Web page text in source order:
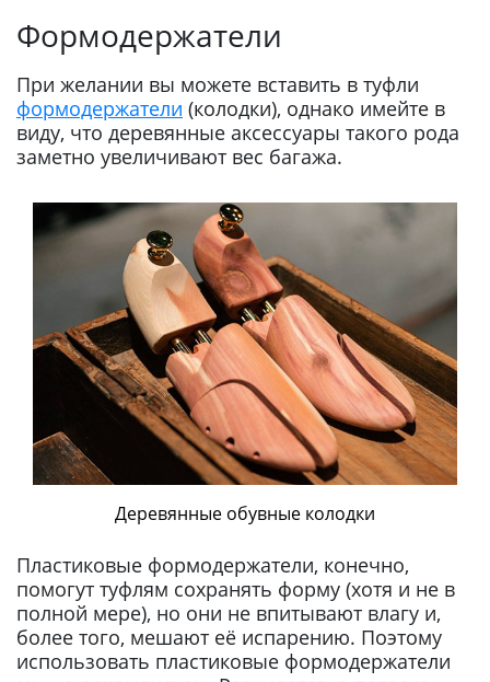
Формодержатели
При желании вы можете вставить в туфли
формодержатели (колодки), однако имейте в
виду, что деревянные аксессуары такого рода
заметно увеличивают вес багажа.
Деревянные обувные колодки
Пластиковые формодержатели, конечно,
помогут туфлям сохранять форму (хотя и не в
полной мере), но они не впитывают влагу и,
более того, мешают её испарению. Поэтому
использовать пластиковые формодержатели